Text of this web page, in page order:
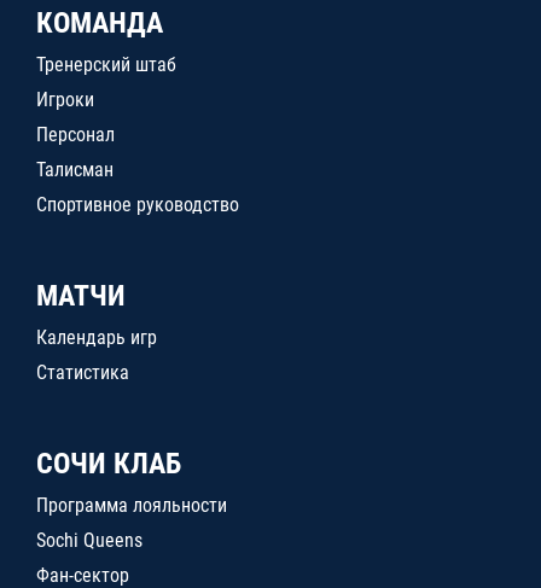
КОМАНДА
Тренерский штаб
Игроки
Персонал
Талисман
Спортивное руководство
МАТЧИ
Календарь игр
Статистика
СОЧИ КЛАБ
Программа лояльности
Sochi Queens
Фан-сектор